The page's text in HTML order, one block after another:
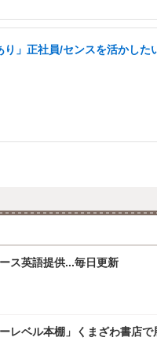
」正社員/センスを活かし
ス英語提供...毎日更新
レベル本棚」くまざわ書店で